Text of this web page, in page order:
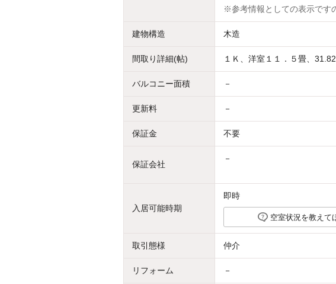
※参考情報としての表示です
建物構造 木造
間取り詳細(帖) １Ｋ、洋室１１．５畳、
バルコニー面積 －
更新料 －
保証金 不要
保証会社
－
入居可能時期
即時
空室状況を教えて
取引態様 仲介
リフォーム －